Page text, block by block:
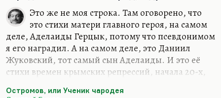
Есть нормативные, нормальные люди, а есть
люди, которые воруют воздух, которые
вынуждены то, что им необходимо для жизни,
добывать беззаконно. И…
Это же не моя строка. Там оговорено, что
это стихи матери главного героя, на самом
деле, Аделаиды Герцык, потому что псевдонимом
я его наградил. А на самом деле, это Даниил
Жуковский, тот самый сын Аделаиды. И это её
стихи времен крымских репрессий, начала 20-х,
этого умерла, надломилась. Совсем она была
Остромов, или Ученик чародея